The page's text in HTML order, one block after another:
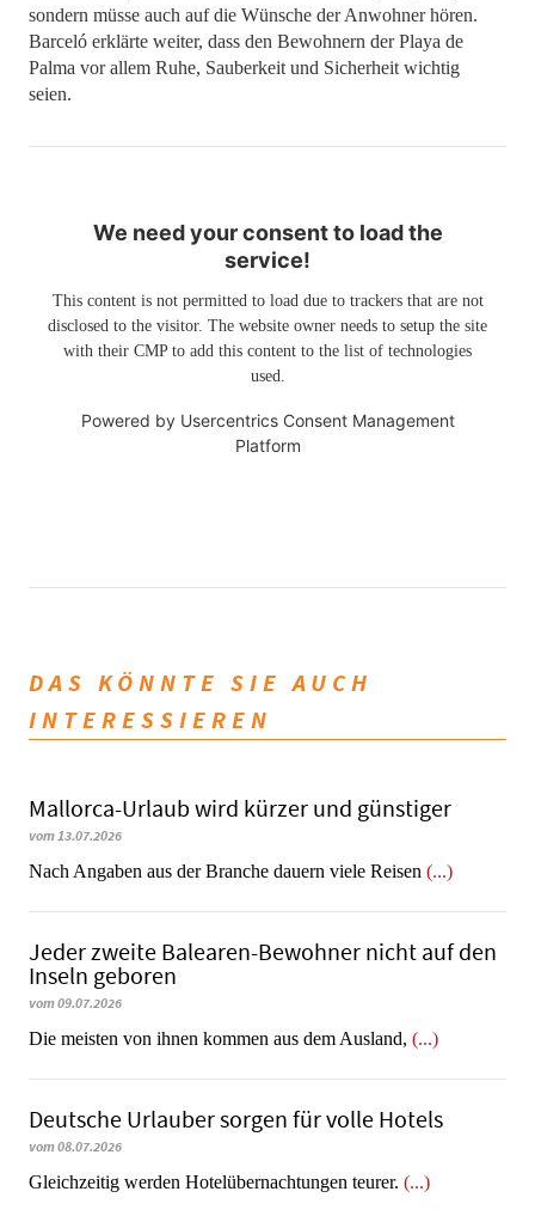
sondern müsse auch auf die Wünsche der Anwohner hören.
Barceló erklärte weiter, dass den Bewohnern der Playa de
Palma vor allem Ruhe, Sauberkeit und Sicherheit wichtig
seien.
We need your consent to load the
service!
This content is not permitted to load due to trackers that are not
disclosed to the visitor. The website owner needs to setup the site
with their CMP to add this content to the list of technologies
used.
Powered by Usercentrics Consent Management
Platform
DAS KÖNNTE SIE AUCH
INTERESSIEREN
Mallorca-Urlaub wird kürzer und günstiger
vom 13.07.2026
Nach Angaben aus der Branche dauern viele Reisen (...)
Jeder zweite Balearen-Bewohner nicht auf den
Inseln geboren
vom 09.07.2026
Die meisten von ihnen kommen aus dem Ausland, (...)
Deutsche Urlauber sorgen für volle Hotels
vom 08.07.2026
Gleichzeitig werden Hotelübernachtungen teurer. (...)